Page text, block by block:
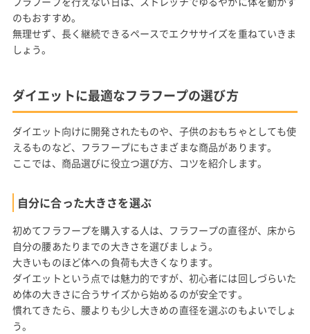
のもおすすめ。
無理せず、長く継続できるペースでエクササイズを重ねていきま
しょう。
ダイエットに最適なフラフープの選び方
ダイエット向けに開発されたものや、子供のおもちゃとしても使
えるものなど、フラフープにもさまざまな商品があります。
ここでは、商品選びに役立つ選び方、コツを紹介します。
自分に合った大きさを選ぶ
初めてフラフープを購入する人は、フラフープの直径が、床から
自分の腰あたりまでの大きさを選びましょう。
大きいものほど体への負荷も大きくなります。
ダイエットという点では魅力的ですが、初心者には回しづらいた
め体の大きさに合うサイズから始めるのが安全です。
慣れてきたら、腰よりも少し大きめの直径を選ぶのもよいでしょ
う。